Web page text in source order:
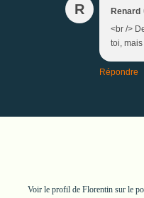
R Renard
<br />
toi,
Répondre
Voir le profil de Florentin sur le